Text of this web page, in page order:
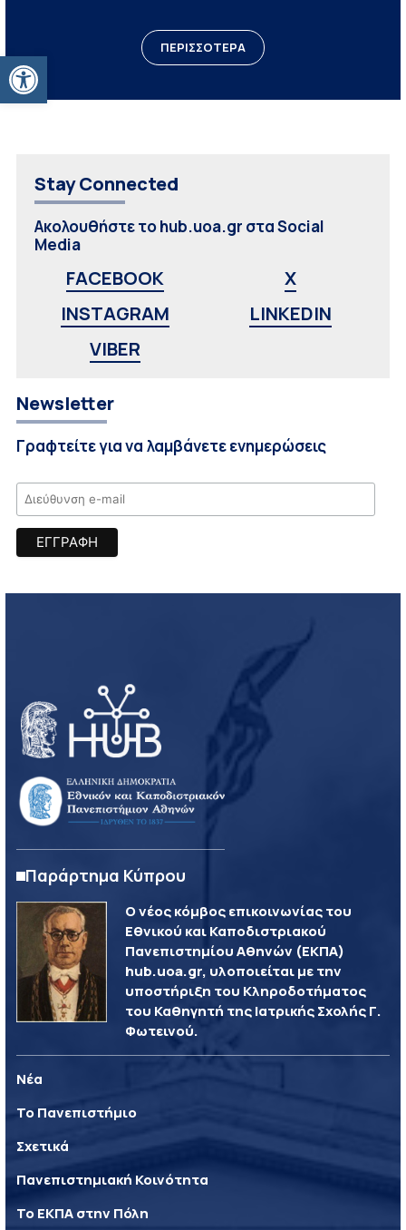
Ανοίξτε τη γραμμή εργαλείων ΠΕΡΙΣΣΟΤΕΡΑ
Stay Connected
Ακολουθήστε το hub.uoa.gr στα Social
Media
FACEBOOK
X
INSTAGRAM
LINKEDIN
VIBER
Newsletter
Γραφτείτε για να λαμβάνετε ενημερώσεις
Παράρτημα Κύπρου
Ο νέος κόμβος επικοινωνίας του
Εθνικού και Καποδιστριακού
Πανεπιστημίου Αθηνών (ΕΚΠΑ)
hub.uoa.gr, υλοποιείται με την
υποστήριξη του Κληροδοτήματος
του Καθηγητή της Ιατρικής Σχολής Γ.
Φωτεινού.
Νέα
Το Πανεπιστήμιο
Σχετικά
Πανεπιστημιακή Κοινότητα
Το ΕΚΠΑ στην Πόλη